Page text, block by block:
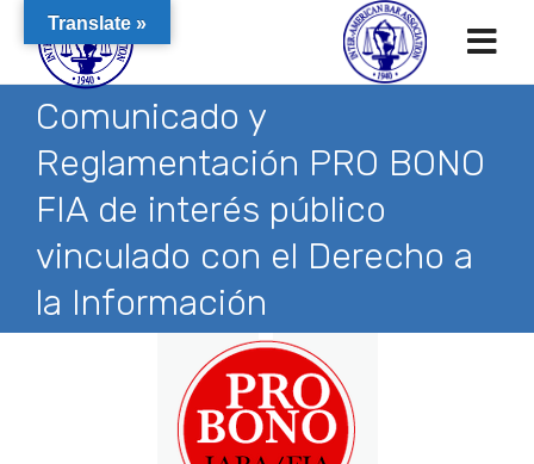
Comunicado y
Reglamentación PRO BONO
FIA de interés público
vinculado con el Derecho a
la Información
Translate »